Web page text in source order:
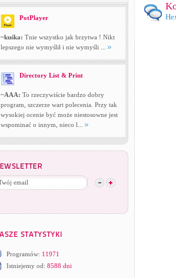
PotPlayer
~kuśka: Tnie wszystko jak brzytwa ! Nikt
lepszego nie wymyślił i nie wymyśli ...
Directory List & Print
~AAA: To rzeczywiście bardzo dobry
program, szczerze wart polecenia. Przy tak
wysokiej ocenie być może niestosowne jest
wspominać o innym, nieco l...
Programów: 11971
Istniejemy od: 8588 dni